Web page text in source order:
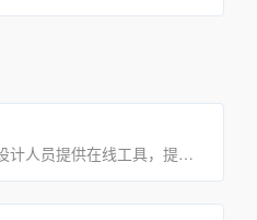
菜鸟工具，为开发设计人员提供在线工具，提供在线PHP、Python、CSS、JS调试，中文简繁体转换，进制[…]